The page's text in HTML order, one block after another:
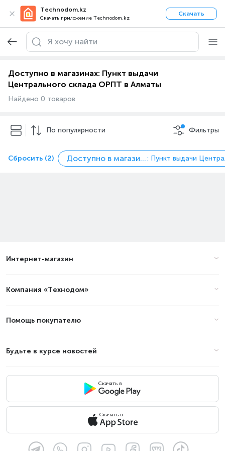
Technodom.kz
Скачать приложение Technodom.kz
Скачать
Доступно в магазинах: Пункт выдачи
Центрального склада ОРПТ в Алматы
Найдено 0 товаров
По популярности Фильтры
Сбросить (2) Доступно в магазинах: Пункт выдачи
Интернет-магазин
Компания «Технодом»
Помощь покупателю
Будьте в курсе новостей
Скачать в
Скачать в